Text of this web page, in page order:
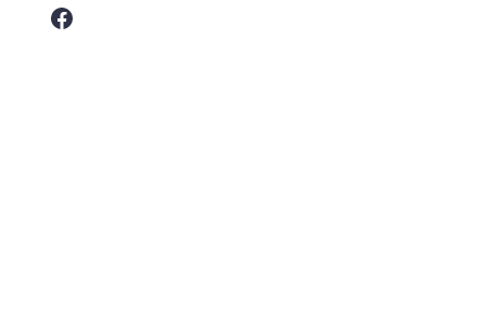
Facebook